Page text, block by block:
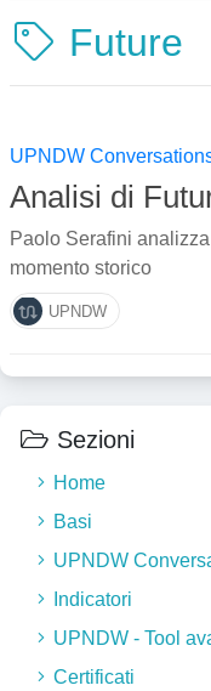
Future
UPNDW
Analisi di
Paolo Serafini
momento storico
UPNDW
Sezioni
Home
Basi
UPNDW
Indicatori
UPNDW - Tool
Certificati